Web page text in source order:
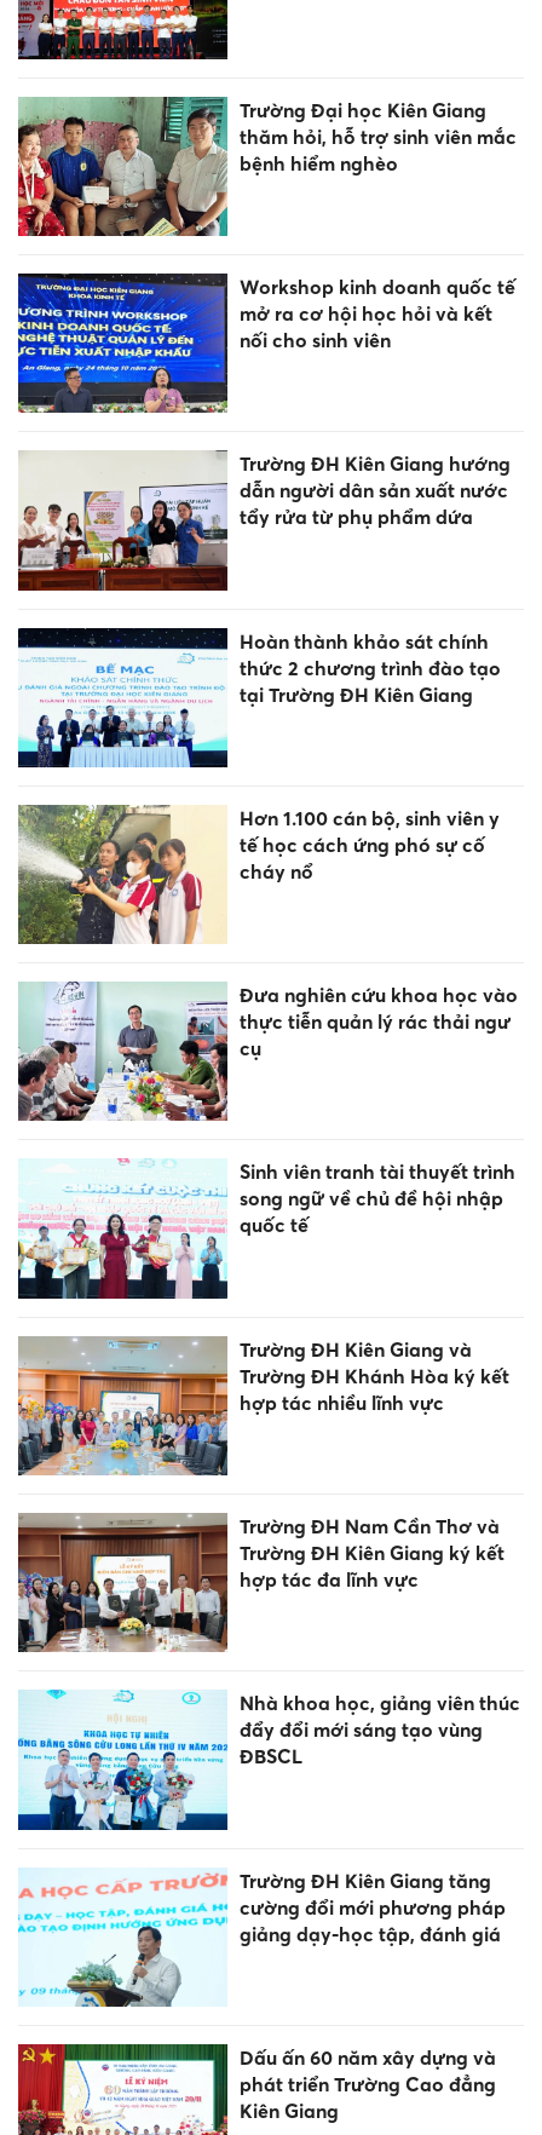
Trường Đại học Kiên Giang
thăm hỏi, hỗ trợ sinh viên mắc
bệnh hiểm nghèo
Workshop kinh doanh quốc tế
mở ra cơ hội học hỏi và kết
nối cho sinh viên
Trường ĐH Kiên Giang hướng
dẫn người dân sản xuất nước
tẩy rửa từ phụ phẩm dứa
Hoàn thành khảo sát chính
thức 2 chương trình đào tạo
tại Trường ĐH Kiên Giang
Hơn 1.100 cán bộ, sinh viên y
tế học cách ứng phó sự cố
cháy nổ
Đưa nghiên cứu khoa học vào
thực tiễn quản lý rác thải ngư
cụ
Sinh viên tranh tài thuyết trình
song ngữ về chủ đề hội nhập
quốc tế
Trường ĐH Kiên Giang và
Trường ĐH Khánh Hòa ký kết
hợp tác nhiều lĩnh vực
Trường ĐH Nam Cần Thơ và
Trường ĐH Kiên Giang ký kết
hợp tác đa lĩnh vực
Nhà khoa học, giảng viên thúc
đẩy đổi mới sáng tạo vùng
ĐBSCL
Trường ĐH Kiên Giang tăng
cường đổi mới phương pháp
giảng dạy-học tập, đánh giá
Dấu ấn 60 năm xây dựng và
phát triển Trường Cao đẳng
Kiên Giang